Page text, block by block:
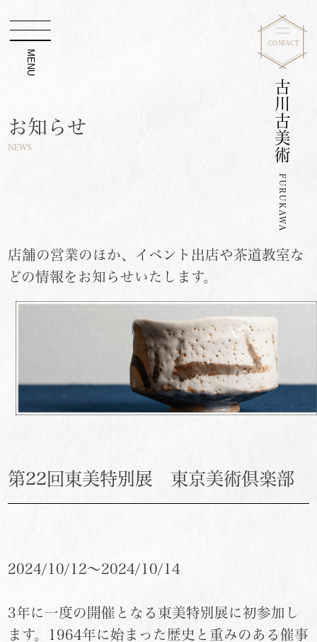
古川古美術
FURUKAWA
MENU
お知らせ
NEWS
店舗の営業のほか、イベント出店や茶道教室な
どの情報をお知らせいたします。
第22回東美特別展 東京美術倶楽部
2024/10/12～2024/10/14
3年に一度の開催となる東美特別展に初参加し
ます。1964年に始まった歴史と重みのある催事